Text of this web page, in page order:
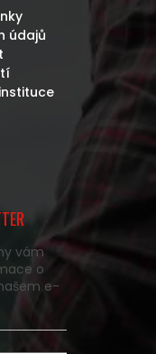
údajů
vám
o
e-